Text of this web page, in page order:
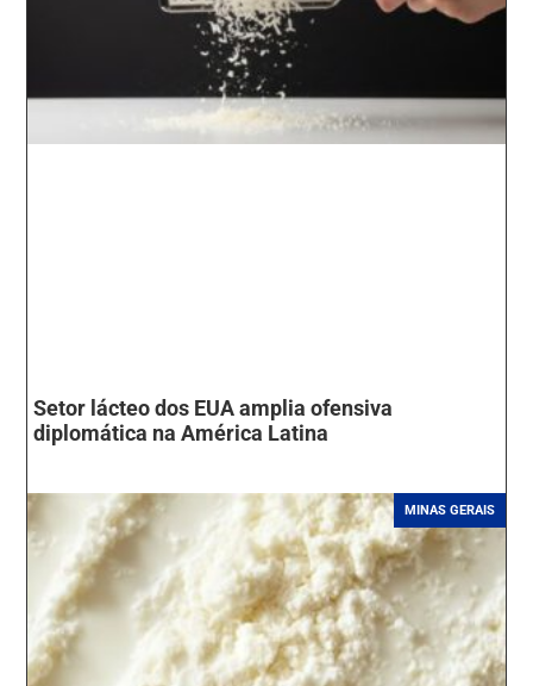
Setor lácteo dos EUA amplia ofensiva
diplomática na América Latina
MINAS GERAIS